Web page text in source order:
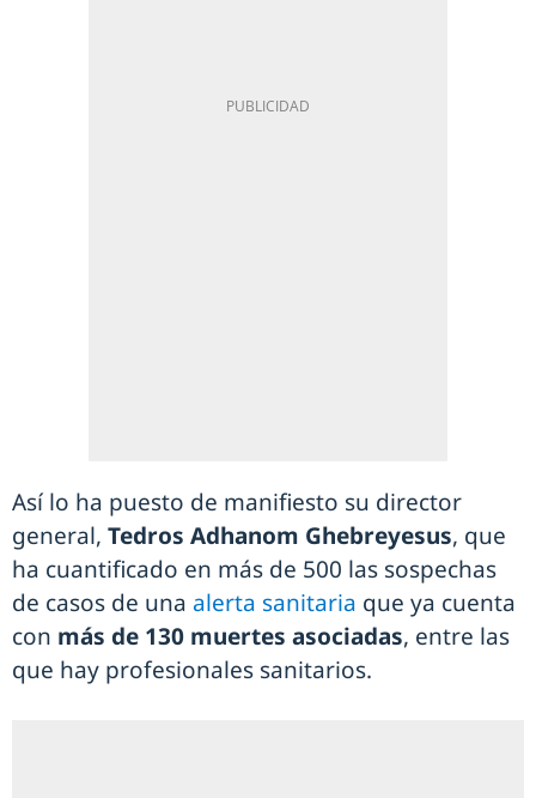
Así lo ha puesto de manifiesto su director
general, Tedros Adhanom Ghebreyesus, que
ha cuantificado en más de 500 las sospechas
de casos de una alerta sanitaria que ya cuenta
con más de 130 muertes asociadas, entre las
que hay profesionales sanitarios.